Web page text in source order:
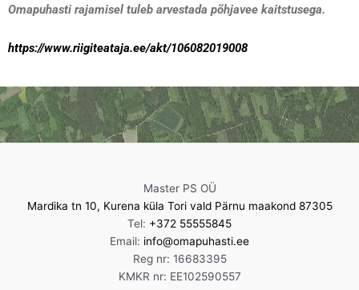
Omapuhasti rajamisel tuleb arvestada põhjavee kaitstusega.
https://www.riigiteataja.ee/akt/106082019008
Master PS OÜ
Mardika tn 10, Kurena küla Tori vald Pärnu maakond 87305
Tel: +372 55555845
Email: info@omapuhasti.ee
Reg nr: 16683395
KMKR nr: EE102590557